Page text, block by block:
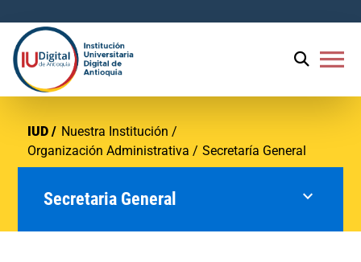
menu
IUD
Nuestra Institución
Organización Administrativa
Secretaría General
Secretaria General expand_more